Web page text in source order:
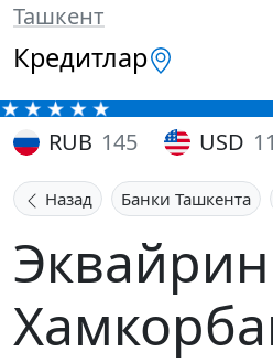
Ташкент
Кредитлар
RUB 145 USD
Назад Банки Ташкента